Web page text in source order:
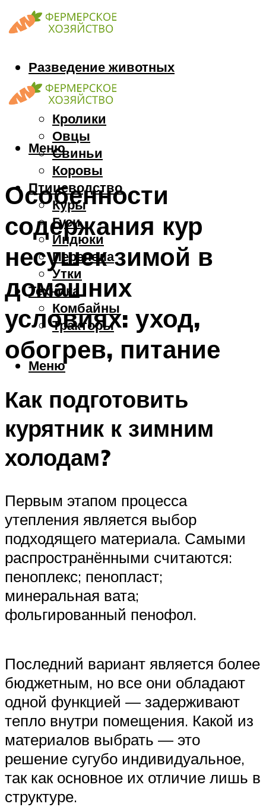
Разведение животных
Козы
Кони
Кролики
Овцы
Свиньи
Коровы
Птицеводство
Куры
Гуси
Индюки
Перепела
Утки
Техника
Комбайны
Тракторы
Меню
Меню
Особенности
содержания кур
несушек зимой в
домашних
условиях: уход,
обогрев, питание
Как подготовить
курятник к зимним
холодам?
Первым этапом процесса
утепления является выбор
подходящего материала. Самыми
распространёнными считаются:
пеноплекс; пенопласт;
минеральная вата;
фольгированный пенофол.
Последний вариант является более
бюджетным, но все они обладают
одной функцией — задерживают
тепло внутри помещения. Какой из
материалов выбрать — это
решение сугубо индивидуальное,
так как основное их отличие лишь в
структуре.